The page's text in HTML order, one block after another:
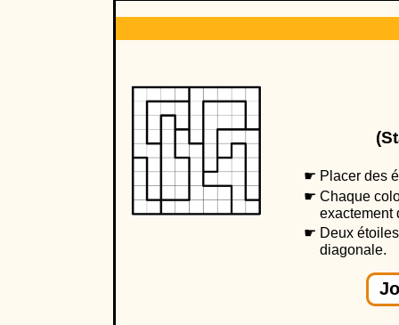
Placer des
Chaque
exactement
Deux
diagonale.